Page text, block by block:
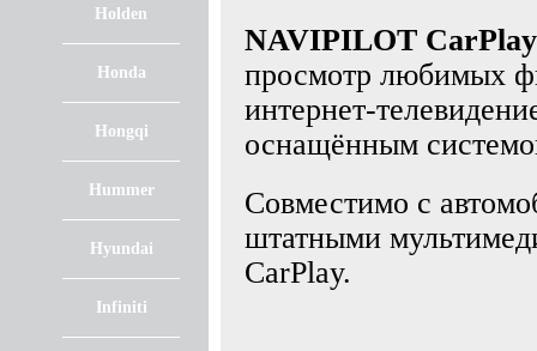
Holden
Honda
Hongqi
Hummer
Hyundai
Infiniti
NAVIPILOT
просмотр любимых
интернет-
оснащённым
Совместимо с
штатными
CarPlay.